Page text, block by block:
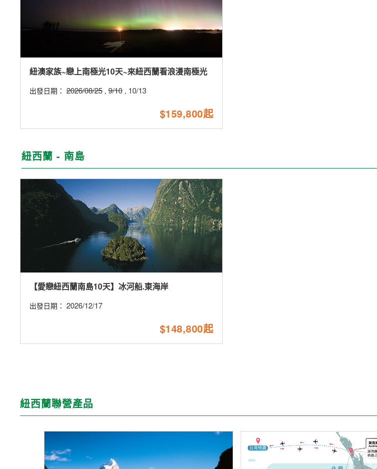
紐澳家族~戀上南極光10天~來紐西蘭看浪漫南極光
出發日期： 2026/08/25 , 9/10 , 10/13
$159,800起
紐西蘭 - 南島
【愛戀紐西蘭南島10天】冰河船.東海岸
出發日期： 2026/12/17
$148,800起
紐西蘭聯營產品